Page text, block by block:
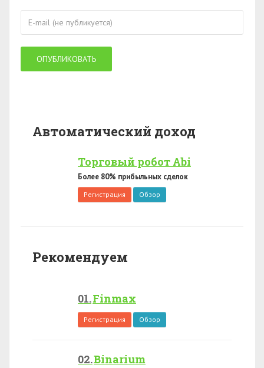
Автоматический доход
Торговый робот Abi
Более 80% прибыльных сделок
Регистрация Обзор
Рекомендуем
Finmax
Регистрация Обзор
Binarium